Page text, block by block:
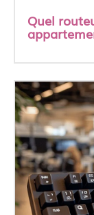
Quel